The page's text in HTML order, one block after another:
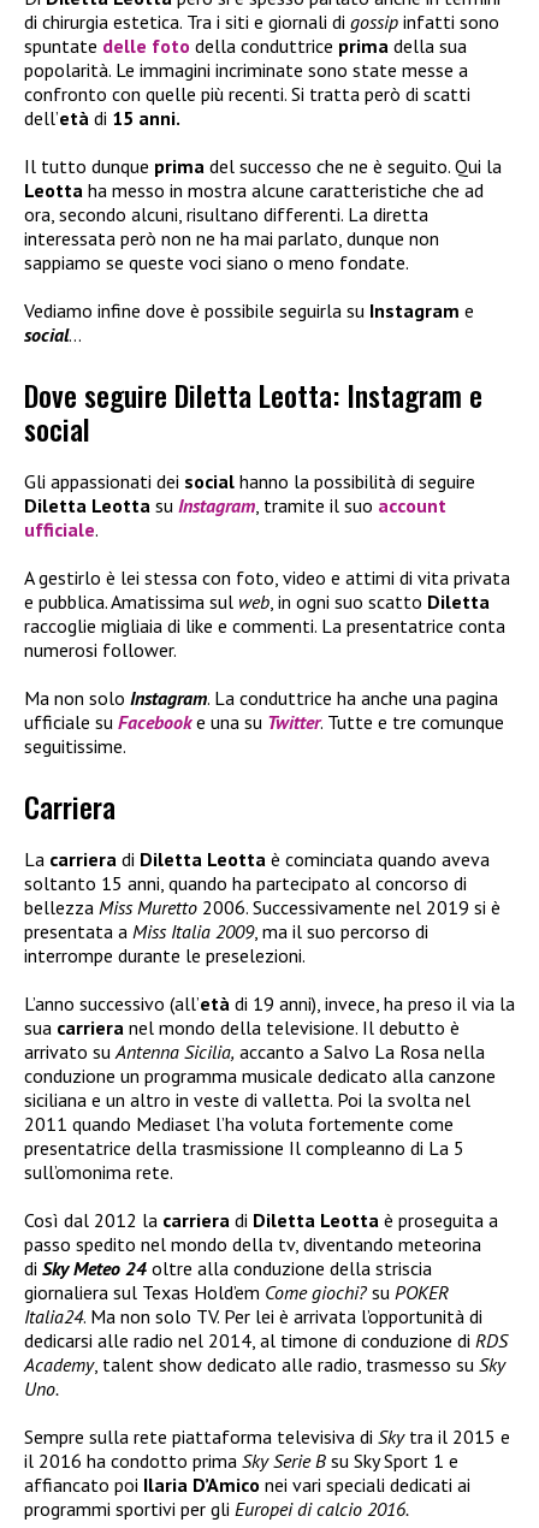
di chirurgia estetica. Tra i siti e giornali di gossip infatti sono
spuntate delle foto della conduttrice prima della sua
popolarità. Le immagini incriminate sono state messe a
confronto con quelle più recenti. Si tratta però di scatti
dell’età di 15 anni.
Il tutto dunque prima del successo che ne è seguito. Qui la
Leotta ha messo in mostra alcune caratteristiche che ad
ora, secondo alcuni, risultano differenti. La diretta
interessata però non ne ha mai parlato, dunque non
sappiamo se queste voci siano o meno fondate.
Vediamo infine dove è possibile seguirla su Instagram e
social…
Dove seguire Diletta Leotta: Instagram e
social
Gli appassionati dei social hanno la possibilità di seguire
Diletta Leotta su Instagram, tramite il suo account
ufficiale.
A gestirlo è lei stessa con foto, video e attimi di vita privata
e pubblica. Amatissima sul web, in ogni suo scatto Diletta
raccoglie migliaia di like e commenti. La presentatrice conta
numerosi follower.
Ma non solo Instagram. La conduttrice ha anche una pagina
ufficiale su Facebooke una su Twitter. Tutte e tre comunque
seguitissime.
Carriera
La carriera di Diletta Leotta è cominciata quando aveva
soltanto 15 anni, quando ha partecipato al concorso di
bellezza Miss Muretto 2006. Successivamente nel 2019 si è
presentata a Miss Italia 2009, ma il suo percorso di
interrompe durante le preselezioni.
L’anno successivo (all’età di 19 anni), invece, ha preso il via la
sua carriera nel mondo della televisione. Il debutto è
arrivato suAntenna Sicilia, accanto a Salvo La Rosa nella
conduzione un programma musicale dedicato alla canzone
siciliana e un altro in veste di valletta. Poi la svolta nel
2011 quando Mediaset l’ha voluta fortemente come
presentatrice della trasmissione Il compleanno di La 5
sull’omonima rete.
Così dal 2012 la carriera di Diletta Leotta è proseguita a
passo spedito nel mondo della tv, diventando meteorina
di Sky Meteo 24 oltre alla conduzione della striscia
giornaliera sul Texas Hold’em Come giochi? su POKER
Italia24. Ma non solo TV. Per lei è arrivata l’opportunità di
dedicarsi alle radio nel 2014, al timone di conduzione di RDS
Academy, talent show dedicato alle radio, trasmesso su Sky
Uno.
Sempre sulla rete piattaforma televisiva di Skytra il 2015 e
il 2016 ha condotto prima Sky Serie B su Sky Sport 1 e
affiancato poi Ilaria D’Amico nei vari speciali dedicati ai
programmi sportivi per gli Europei di calcio 2016.